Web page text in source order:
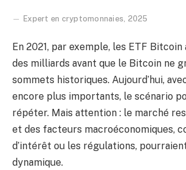
Expert en cryptomonnaies, 2025
En 2021, par exemple, les ETF
des milliards avant que le Bitcoin ne
sommets historiques. Aujourd’hui,
encore plus importants, le scénario
répéter. Mais attention : le marché
et des facteurs macroéconomiques,
d’intérêt ou les régulations,
dynamique.